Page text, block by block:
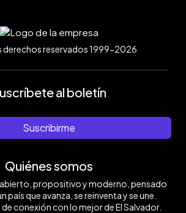
derechos reservados 1999-2026
al boletín
Suscribirme
Quiénes somos
propositivo y moderno, pensado
país que avanza, se reinventa y se une.
conexión con lo mejor de El Salvador.